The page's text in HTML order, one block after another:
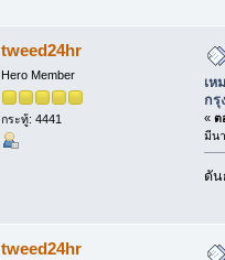
tweed24hr
Hero Member
กระทู้: 4441
เห
กรุ
« ต
มีน
ดัน
tweed24hr